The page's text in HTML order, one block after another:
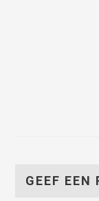
GEEF EEN